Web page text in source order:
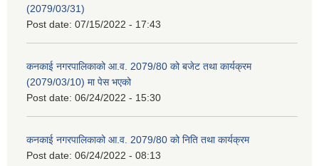
(2079/03/31)
Post date: 07/15/2022 - 17:43
कनकाई नगरपालिकाको आ.व. 2079/80 को बजेट तथा कार्यक्रम
(2079/03/10) मा पेस भएको
Post date: 06/24/2022 - 15:30
कनकाई नगरपालिकाको आ.व. 2079/80 को निति तथा कार्यक्रम
Post date: 06/24/2022 - 08:13